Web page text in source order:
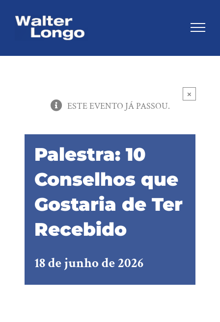
×
ESTE EVENTO JÁ PASSOU.
Palestra: 10
Conselhos que
Gostaria de Ter
Recebido
18 de junho de 2026